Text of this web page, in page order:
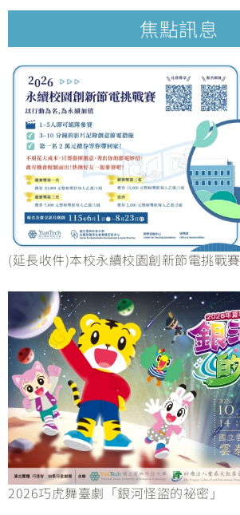
焦點訊息
(延長收件)本校永續校園創新節電挑戰賽
2026巧虎舞臺劇「銀河怪盜的祕密」